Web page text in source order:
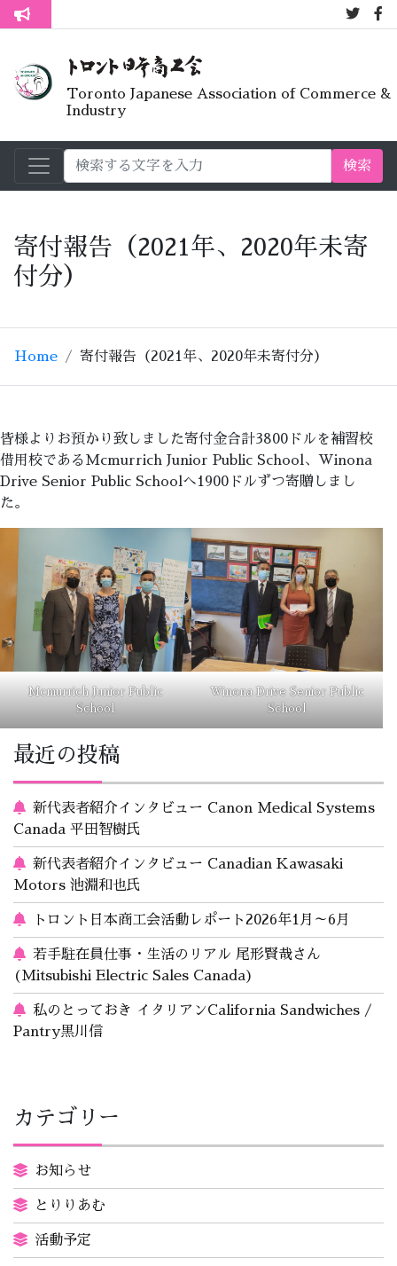
トロント生活不安疑問質問懇談会
7月オープ
Toronto Japanese Association of Commerce &
Industry
検索
寄付報告（2021年、2020年未寄
付分）
Home 寄付報告（2021年、2020年未寄付分）
皆様よりお預かり致しました寄付金合計3800ドルを補習校
借用校であるMcmurrich Junior Public School、Winona
Drive Senior Public Schoolへ1900ドルずつ寄贈しまし
た。
Mcmurrich Junior Public
School
Winona Drive Senior Public
School
最近の投稿
新代表者紹介インタビュー Canon Medical Systems
Canada 平田智樹氏
新代表者紹介インタビュー Canadian Kawasaki
Motors 池淵和也氏
トロント日本商工会活動レポート2026年1月～6月
若手駐在員仕事・生活のリアル 尾形賢哉さん
(Mitsubishi Electric Sales Canada)
私のとっておき イタリアンCalifornia Sandwiches /
Pantry黒川信
カテゴリー
お知らせ
とりりあむ
活動予定